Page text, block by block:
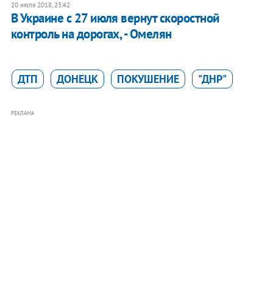
20 июля 2018, 23:42
В Украине с 27 июля вернут скоростной
контроль на дорогах, - Омелян
ДТП ДОНЕЦК ПОКУШЕНИЕ "ДНР"
РЕКЛАМА